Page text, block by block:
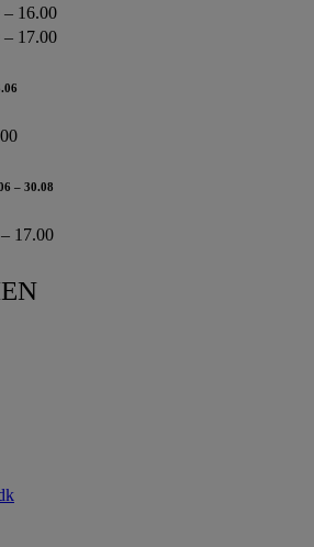
– 16.00
– 17.00
– 30.08
17.00